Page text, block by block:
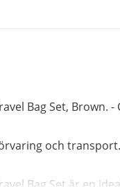
Bag Set, Brown. -
och transport.